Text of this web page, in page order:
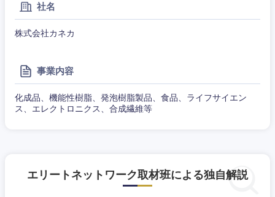
社名
株式会社カネカ
事業内容
化成品、機能性樹脂、発泡樹脂製品、食品、ライフサイエン
ス、エレクトロニクス、合成繊維等
エリートネットワーク取材班による独自解説
近畿地方
奈良県